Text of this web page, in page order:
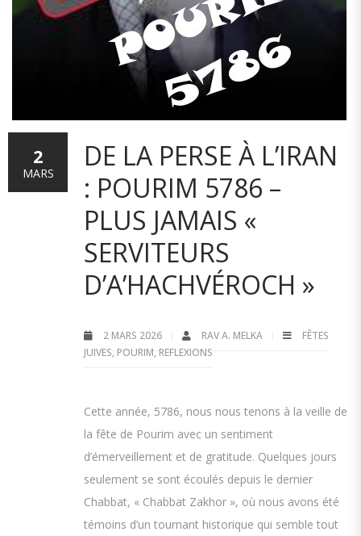
DE LA PERSE À L’IRAN
: POURIM 5786 –
PLUS JAMAIS «
SERVITEURS
D’A’HACHVÉROCH »
2 MARS 2026 RAV A. MELKA
FÊTES
JUIVES, POURIM, REFLEXIONS
Cette année, 5786, nous nous tenons à la veille de
la fête de Pourim avec un sentiment
d’émerveillement et de gratitude. Quelques jours
seulement se sont écoulés depuis le dernier
Chabbat, « Chabbat Zakhor », où nous avons été
témoins d’un tournant historique qui semble tout
2
MARS